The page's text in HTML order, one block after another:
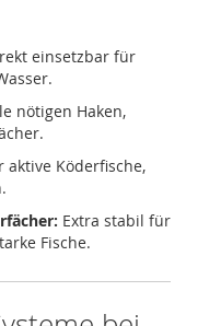
einsetzbar für
nötigen Haken,
aktive Köderfische,
Extra stabil für
Fische.